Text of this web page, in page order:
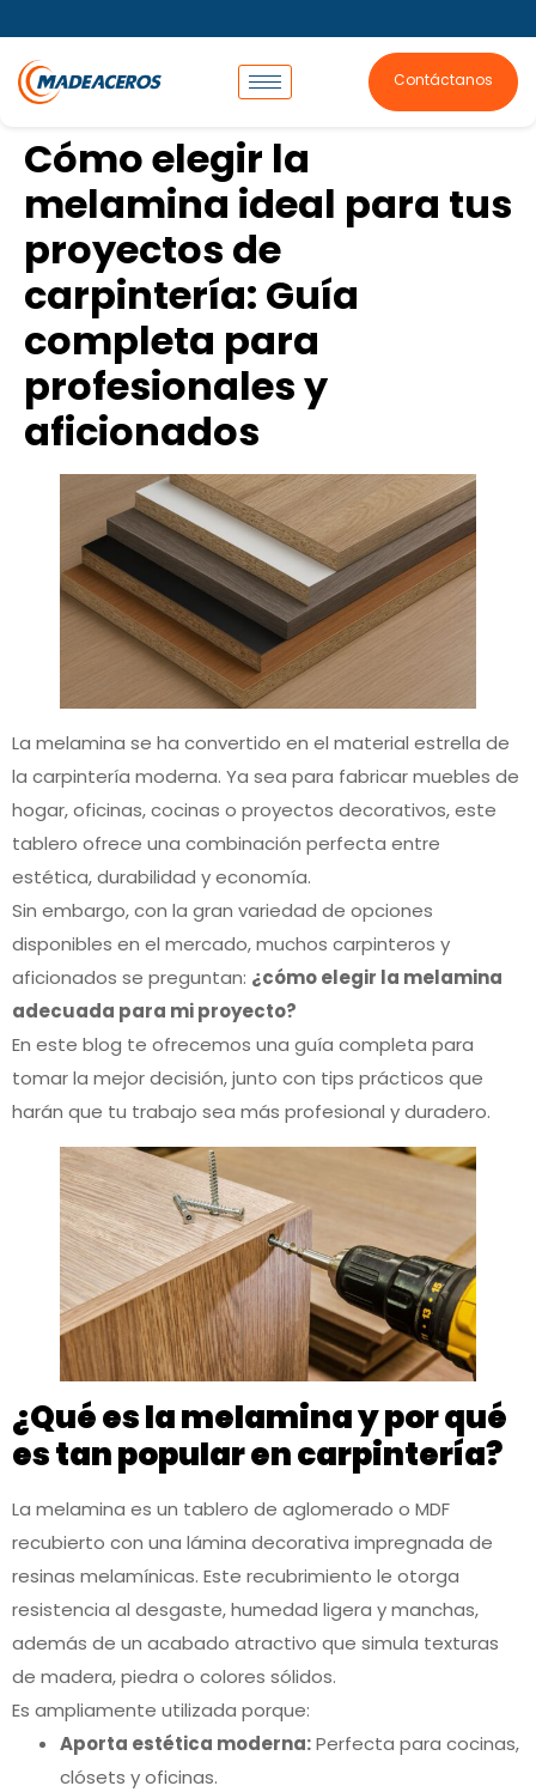
Contáctanos
Cómo elegir la
melamina ideal para tus
proyectos de
carpintería: Guía
completa para
profesionales y
aficionados
La melamina se ha convertido en el material estrella de
la carpintería moderna. Ya sea para fabricar muebles de
hogar, oficinas, cocinas o proyectos decorativos, este
tablero ofrece una combinación perfecta entre
estética, durabilidad y economía.
Sin embargo, con la gran variedad de opciones
disponibles en el mercado, muchos carpinteros y
aficionados se preguntan: ¿cómo elegir la melamina
adecuada para mi proyecto?
En este blog te ofrecemos una guía completa para
tomar la mejor decisión, junto con tips prácticos que
harán que tu trabajo sea más profesional y duradero.
¿Qué es la melamina y por qué
es tan popular en carpintería?
La melamina es un tablero de aglomerado o MDF
recubierto con una lámina decorativa impregnada de
resinas melamínicas. Este recubrimiento le otorga
resistencia al desgaste, humedad ligera y manchas,
además de un acabado atractivo que simula texturas
de madera, piedra o colores sólidos.
Es ampliamente utilizada porque:
Aporta estética moderna:Perfecta para cocinas,
clósets y oficinas.